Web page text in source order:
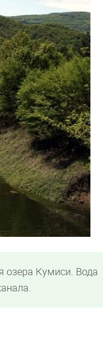
озера Кумиси. Вода